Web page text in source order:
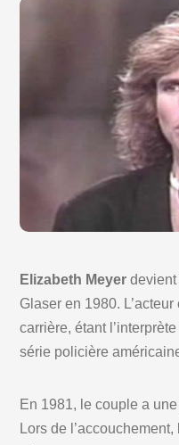
Elizabeth Meyer devient
Glaser en 1980.
carrière, étant
série policière
En 1981, le couple a
Lors de l’accouchement,